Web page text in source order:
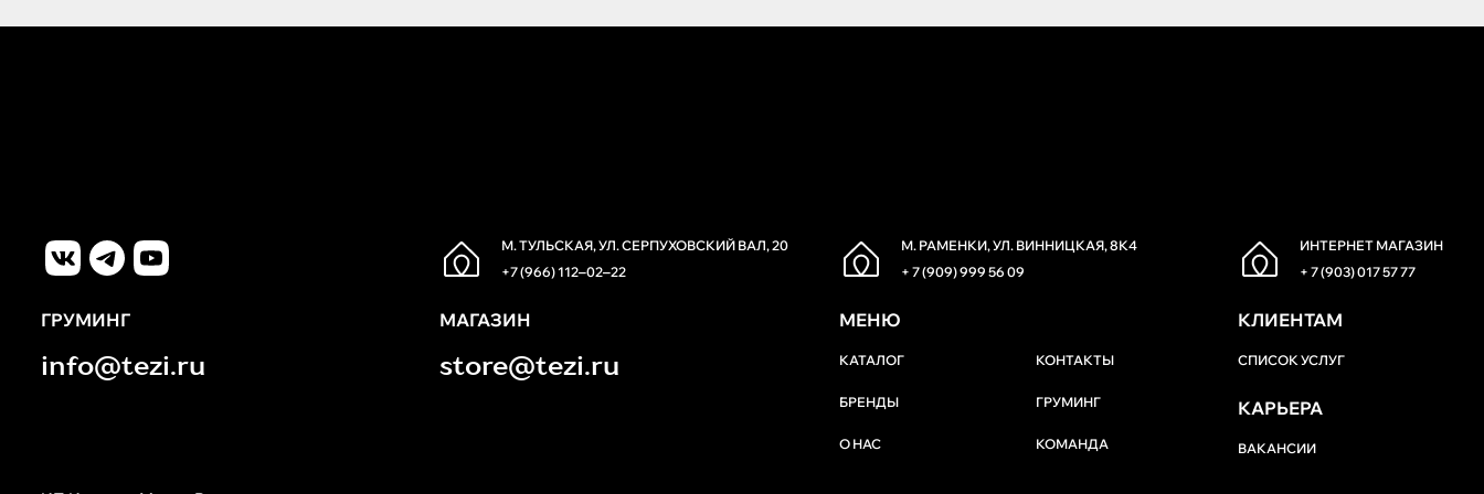
М. ТУЛЬСКАЯ, УЛ. СЕРПУХОВСКИЙ ВАЛ, 20
+7 (966) 112‒02‒22
М. РАМЕНКИ, УЛ. ВИННИЦКАЯ, 8К4
+ 7 (909) 999 56 09
ИНТЕРНЕТ МАГАЗИН
+ 7 (903) 017 57 77
ГРУМИНГ
info@tezi.ru
МАГАЗИН
store@tezi.ru
МЕНЮ
КАТАЛОГ КОНТАКТЫ
БРЕНДЫ ГРУМИНГ
О НАС КОМАНДА
КЛИЕНТАМ
СПИСОК УСЛУГ
КАРЬЕРА
ВАКАНСИИ